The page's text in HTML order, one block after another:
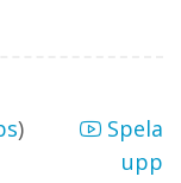
)
Spela
upp